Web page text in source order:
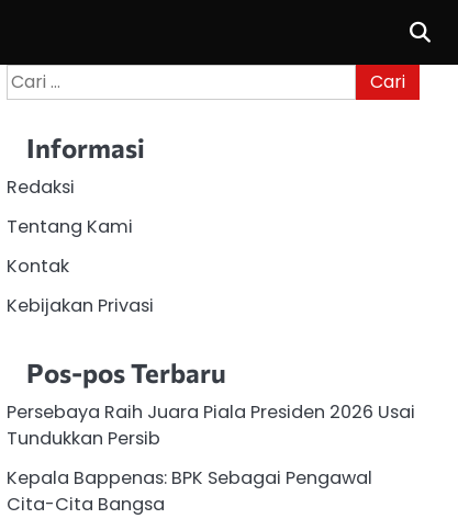
Cari
untuk:
Informasi
Redaksi
Tentang Kami
Kontak
Kebijakan Privasi
Pos-pos Terbaru
Persebaya Raih Juara Piala Presiden 2026 Usai
Tundukkan Persib
Kepala Bappenas: BPK Sebagai Pengawal
Cita-Cita Bangsa